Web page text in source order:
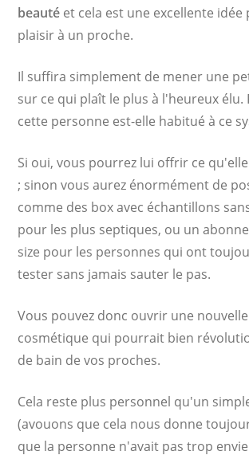
beauté et cela est une excellente idée
plaisir à un proche.
Il suffira simplement de mener une
sur ce qui plaît le plus à l'heureux élu.
cette personne est-elle habitué à ce
Si oui, vous pourrez lui offrir ce
; sinon vous aurez énormément de
comme des box avec échantillons
pour les plus septiques, ou un
size pour les personnes qui ont
tester sans jamais sauter le pas.
Vous pouvez donc ouvrir une
cosmétique qui pourrait bien
de bain de vos proches.
Cela reste plus personnel qu'un
(avouons que cela nous donne
que la personne n'avait pas trop